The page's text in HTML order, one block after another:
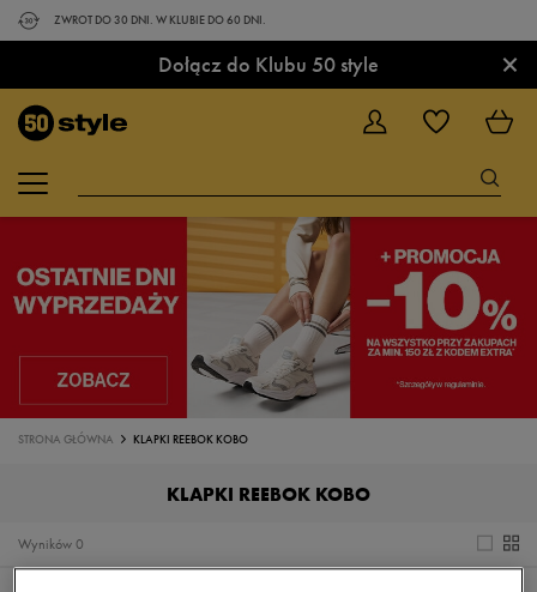
ZWROT DO 30 DNI. W KLUBIE DO 60 DNI.
Dołącz do Klubu 50 style ×
STRONA GŁÓWNA KLAPKI REEBOK KOBO
KLAPKI REEBOK KOBO
0
Wyników